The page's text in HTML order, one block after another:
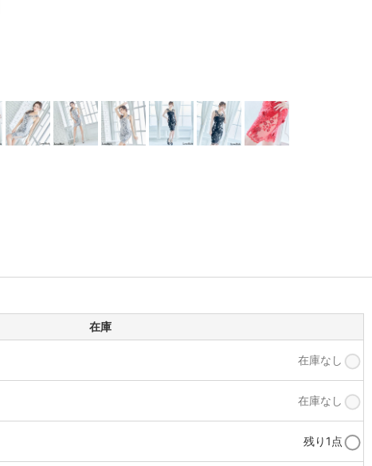
在庫
在庫なし
在庫なし
残り1点